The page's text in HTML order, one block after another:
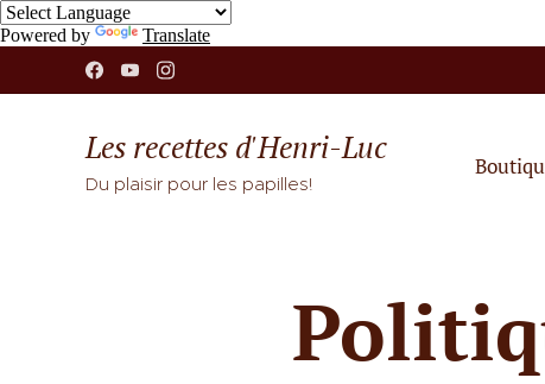
Powered by Translate
Les recettes d'Henri-Luc
Du plaisir pour les papilles!